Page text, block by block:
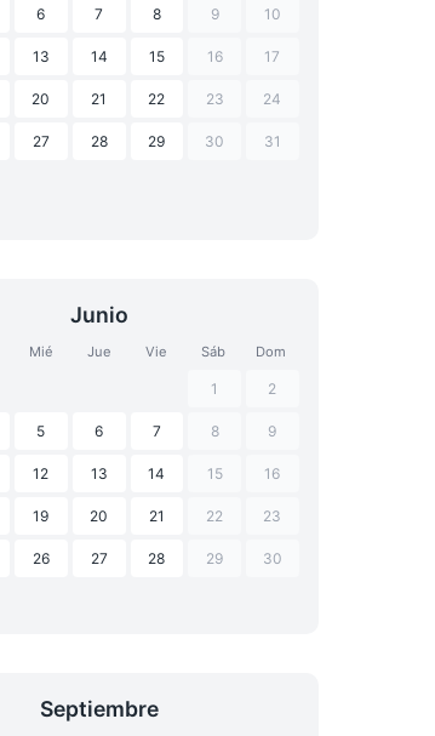
6 7 8 9 10
13 14 15 16 17
20 21 22 23 24
27 28 29 30 31
Junio
Mié Jue Vie Sáb Dom
1 2
5 6 7 8 9
12 13 14 15 16
19 20 21 22 23
26 27 28 29 30
Septiembre